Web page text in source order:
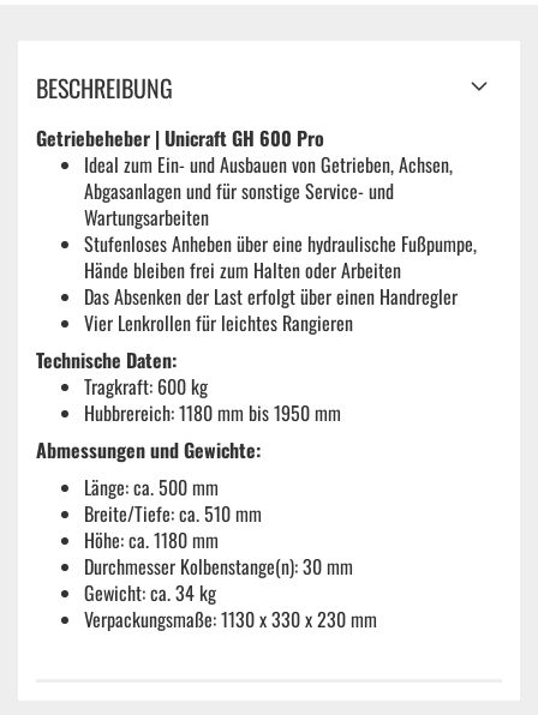
BESCHREIBUNG
Getriebeheber | Unicraft GH 600 Pro
Ideal zum Ein- und Ausbauen von Getrieben, Achsen,
Abgasanlagen und für sonstige Service- und
Wartungsarbeiten
Stufenloses Anheben über eine hydraulische Fußpumpe,
Hände bleiben frei zum Halten oder Arbeiten
Das Absenken der Last erfolgt über einen Handregler
Vier Lenkrollen für leichtes Rangieren
Technische Daten:
Tragkraft: 600 kg
Hubbrereich: 1180 mm bis 1950 mm
Abmessungen und Gewichte:
Länge: ca. 500 mm
Breite/Tiefe: ca. 510 mm
Höhe: ca. 1180 mm
Durchmesser Kolbenstange(n): 30 mm
Gewicht: ca. 34 kg
Verpackungsmaße: 1130 x 330 x 230 mm